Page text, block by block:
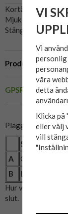
GPSR
Kortärmad skjorta
Mjuk och luftig
Stängs med
Plaggets mått:
Storlek
A
Omkrets (cm)
B
Längd (cm)
Hur vi mätat: A=
slut.
VI
Vi
personlig
våra
detta
Klicka på
eller välj
vill